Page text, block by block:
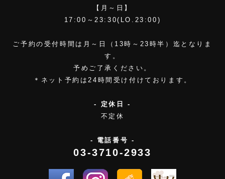
【月～日】
17:00～23:30(LO.23:00)
ご予約の受付時間は月～日（13時～23時半）迄となりま
す。
予めご了承ください。
＊ネット予約は24時間受け付けております。
- 定休日 -
不定休
- 電話番号 -
03-3710-2933